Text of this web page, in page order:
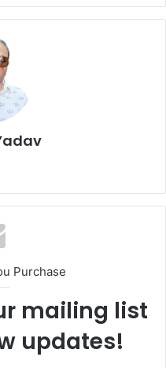
Purchase
mailing list
updates!